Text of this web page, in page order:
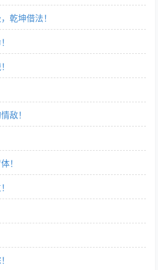
乾坤借法！
敌！
！